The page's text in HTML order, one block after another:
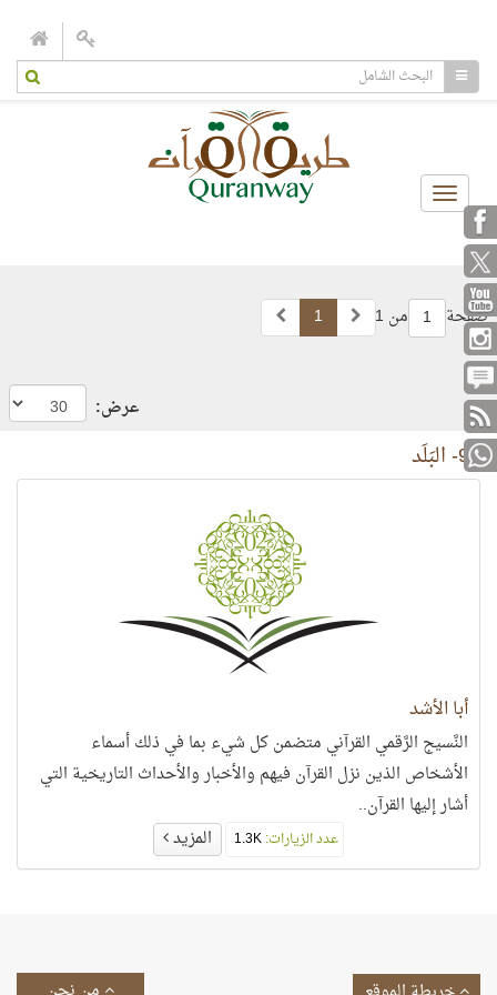
Toggle
navigation
صفحة 1 من 1 1
عرض:
90- البَلَد
أبا الأشد
النَّسيج الرَّقمي القرآني متضمن كل شيء بما في ذلك أسماء
الأشخاص الذين نزل القرآن فيهم والأخبار والأحداث التاريخية التي
أشار إليها القرآن..
عدد الزيارات: المزيد